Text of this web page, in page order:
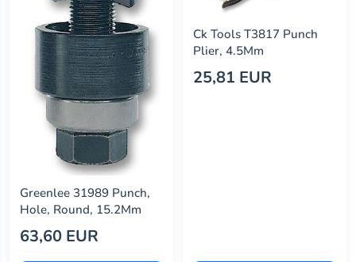
Greenlee 31989 Punch,
Hole, Round, 15.2Mm
63,60 EUR
Ck Tools T3817 Punch
Plier, 4.5Mm
25,81 EUR